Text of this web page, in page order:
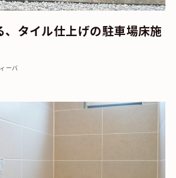
、タイル仕上げの駐車場床施
ーバ